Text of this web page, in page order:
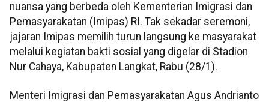
nuansa yang berbeda oleh Kementerian Imigrasi dan
Pemasyarakatan (Imipas) RI. Tak sekadar seremoni,
jajaran Imipas memilih turun langsung ke masyarakat
melalui kegiatan bakti sosial yang digelar di Stadion
Nur Cahaya, Kabupaten Langkat, Rabu (28/1).
Menteri Imigrasi dan Pemasyarakatan Agus Andrianto